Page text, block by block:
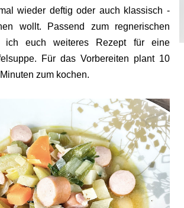
wieder deftig oder auch klassisch -
wollt. Passend zum regnerischen
ich euch weiteres Rezept für eine
Für das Vorbereiten plant 10
zum kochen.